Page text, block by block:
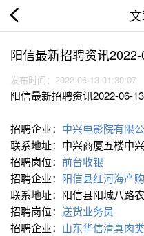
阳信最新招聘资讯
发布时间：2022-06-13 01:30:07
阳信最新招聘资讯2022-06-13
招聘企业： 中兴电影院有限
联系地址：中兴商厦五楼中
招聘岗位： 前台收银
招聘企业： 阳信县红河海产
联系地址：阳信县阳城八路
招聘岗位： 送货业务员
招聘企业： 山东华信清真肉